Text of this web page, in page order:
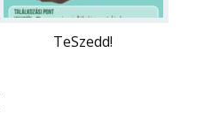
TeSzedd!